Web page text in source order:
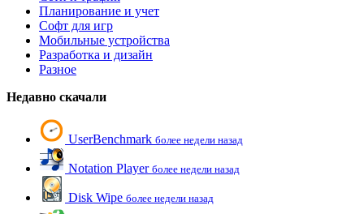
Планирование и учет
Софт для игр
Мобильные устройства
Разработка и дизайн
Разное
Недавно скачали
UserBenchmark более недели назад
Notation Player более недели назад
Disk Wipe более недели назад